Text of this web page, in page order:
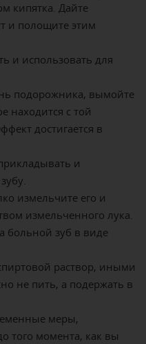
кипятка. Дайте
и полощите этим
и использовать для
подорожника, вымойте
находится с той
достигается в
и
измельчите его и
измельченного лука.
больной зуб в виде
раствор, иными
не пить, а подержать в
меры,
того момента, как вы